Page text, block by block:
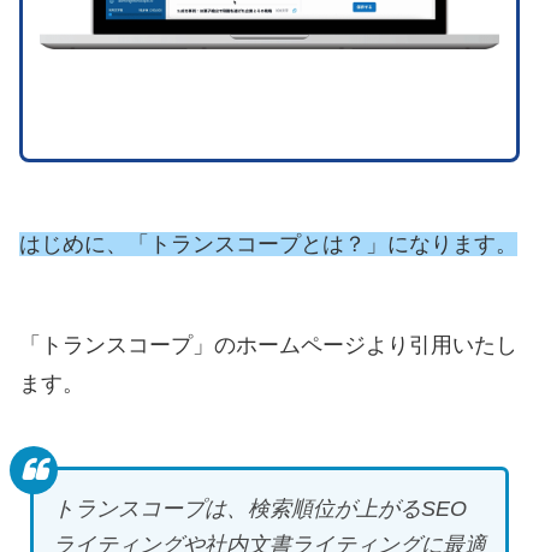
はじめに、「トランスコープとは？」になります。
「トランスコープ」のホームページより引用いたし
ます。
トランスコープは、検索順位が上がるSEO
ライティングや社内文書ライティングに最適